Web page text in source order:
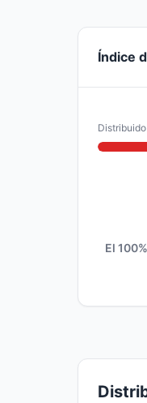
Índice
Distribuido
El